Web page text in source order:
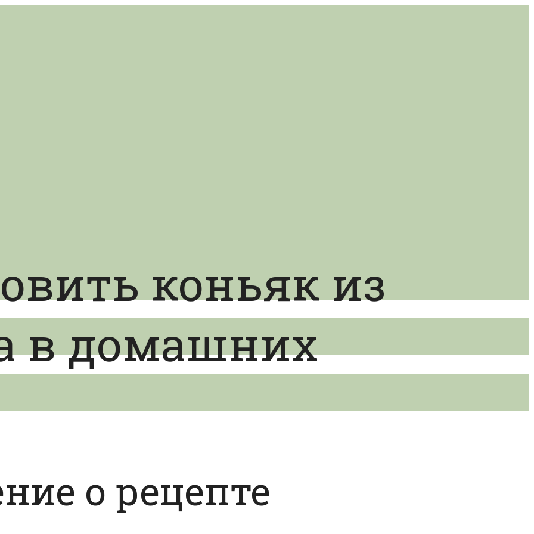
коньяк из
в домашних
о рецепте